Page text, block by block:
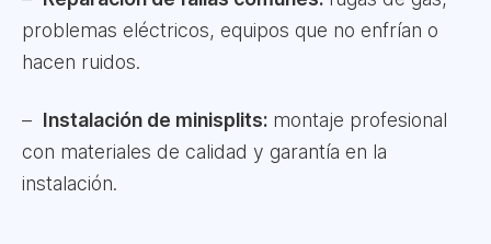
problemas eléctricos, equipos que no enfrían o
hacen ruidos.
Instalación de minisplits: montaje profesional
con materiales de calidad y garantía en la
instalación.